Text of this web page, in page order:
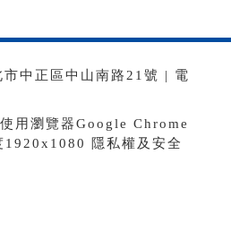
中正區中山南路21號 | 電
用瀏覽器Google Chrome
1920x1080 隱私權及安全